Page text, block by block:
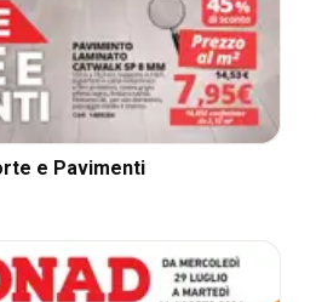
e Pavimenti